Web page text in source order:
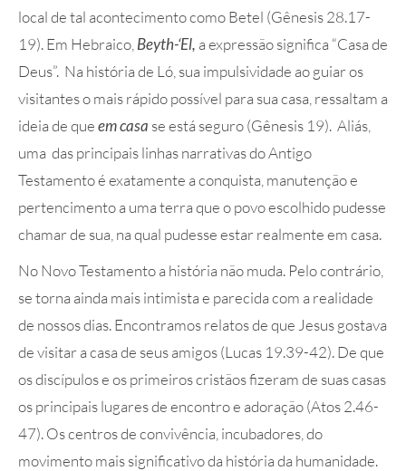
local de tal acontecimento como Betel (Gênesis 28.17-
19). Em Hebraico, Beyth-‘El, a expressão significa “Casa de
Deus”. Na história de Ló, sua impulsividade ao guiar os
visitantes o mais rápido possível para sua casa, ressaltam a
ideia de queem casa se está seguro (Gênesis 19). Aliás,
uma das principais linhas narrativas do Antigo
Testamento é exatamente a conquista, manutenção e
pertencimento a uma terra que o povo escolhido pudesse
chamar de sua, na qual pudesse estar realmente em casa.
No Novo Testamento a história não muda. Pelo contrário,
se torna ainda mais intimista e parecida com a realidade
de nossos dias. Encontramos relatos de que Jesus gostava
de visitar a casa de seus amigos (Lucas 19.39-42). De que
os discípulos e os primeiros cristãos fizeram de suas casas
os principais lugares de encontro e adoração (Atos 2.46-
47). Os centros de convivência, incubadores, do
movimento mais significativo da história da humanidade.